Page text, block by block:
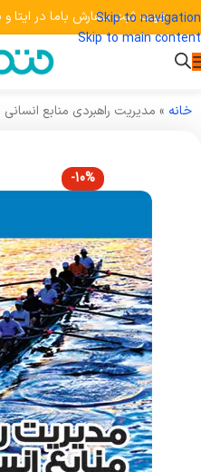
Skip to navigation
Skip to main content
جهت ثبت سفارش باما در ایتا و بله در
خانه » مدیریت راهبردی منابع
-10%